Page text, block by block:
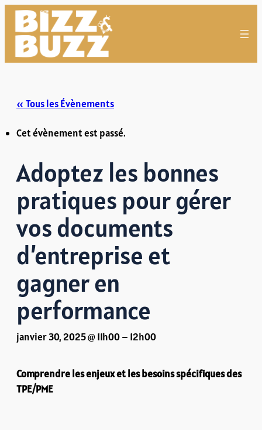
« Tous les Évènements
Cet évènement est passé.
Adoptez les bonnes
pratiques pour gérer
vos documents
d’entreprise et
gagner en
performance
janvier 30, 2025 @ 11h00– 12h00
Comprendre les enjeux et les besoins spécifiques des
TPE/PME